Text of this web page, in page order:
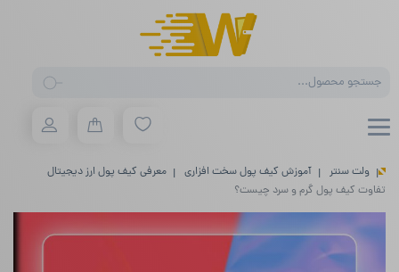
search
ولت سنتر آموزش کیف پول سخت افزاری
معرفی کیف پول ارز دیجیتال
تفاوت‌ کیف پول گرم و سرد چیست؟